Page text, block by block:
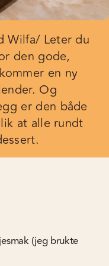
Wilfa/ Leter du
den gode,
en ny
Og
er den både
at alle rundt
(jeg brukte